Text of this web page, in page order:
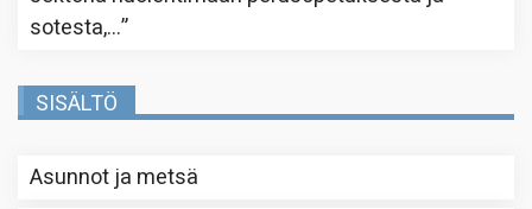
sotesta,…”
SISÄLTÖ
Asunnot ja metsä